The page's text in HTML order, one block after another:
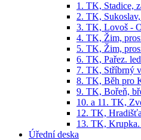
1. TK, Stadice,
2. TK,
3. TK, Lovoš -
4. TK, Žim,
5. TK, Žim,
6. TK, Pařez.
7. TK, Stříbrný
8. TK, Běh pro
9. TK, Bořeň,
10. a 11. TK,
12. TK,
13. TK, Krupka.
Úřední deska